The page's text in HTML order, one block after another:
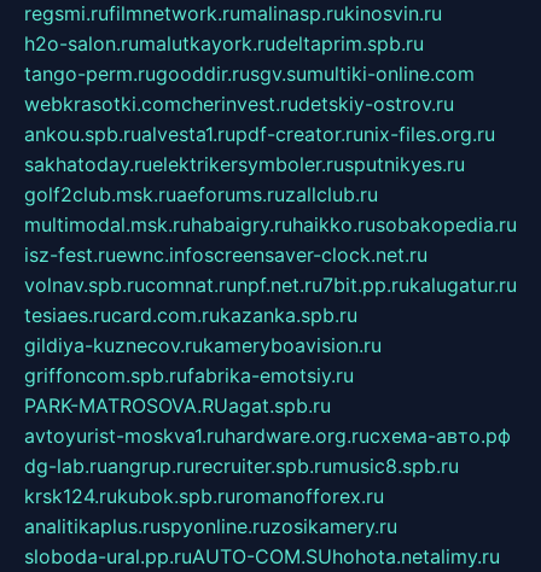
regsmi.rufilmnetwork.rumalinasp.rukinosvin.ru
h2o-salon.rumalutkayork.rudeltaprim.spb.ru
tango-perm.rugooddir.rusgv.sumultiki-online.com
webkrasotki.comcherinvest.rudetskiy-ostrov.ru
ankou.spb.rualvesta1.rupdf-creator.runix-files.org.ru
sakhatoday.ruelektrikersymboler.rusputnikyes.ru
golf2club.msk.ruaeforums.ruzallclub.ru
multimodal.msk.ruhabaigry.ruhaikko.rusobakopedia.ru
isz-fest.ruewnc.infoscreensaver-clock.net.ru
volnav.spb.rucomnat.runpf.net.ru7bit.pp.rukalugatur.ru
tesiaes.rucard.com.rukazanka.spb.ru
gildiya-kuznecov.rukameryboavision.ru
griffoncom.spb.rufabrika-emotsiy.ru
PARK-MATROSOVA.RUagat.spb.ru
avtoyurist-moskva1.ruhardware.org.ruсхема-авто.рф
dg-lab.ruangrup.rurecruiter.spb.rumusic8.spb.ru
krsk124.rukubok.spb.ruromanofforex.ru
analitikaplus.ruspyonline.ruzosikamery.ru
sloboda-ural.pp.ruAUTO-COM.SUhohota.netalimy.ru